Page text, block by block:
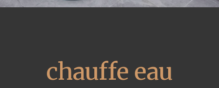
chauffe eau